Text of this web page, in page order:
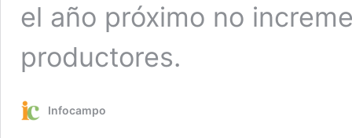
el año próximo no
productores.
Infocampo